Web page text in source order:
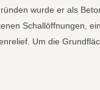
wurde er als
Schallöffnungen,
Um die